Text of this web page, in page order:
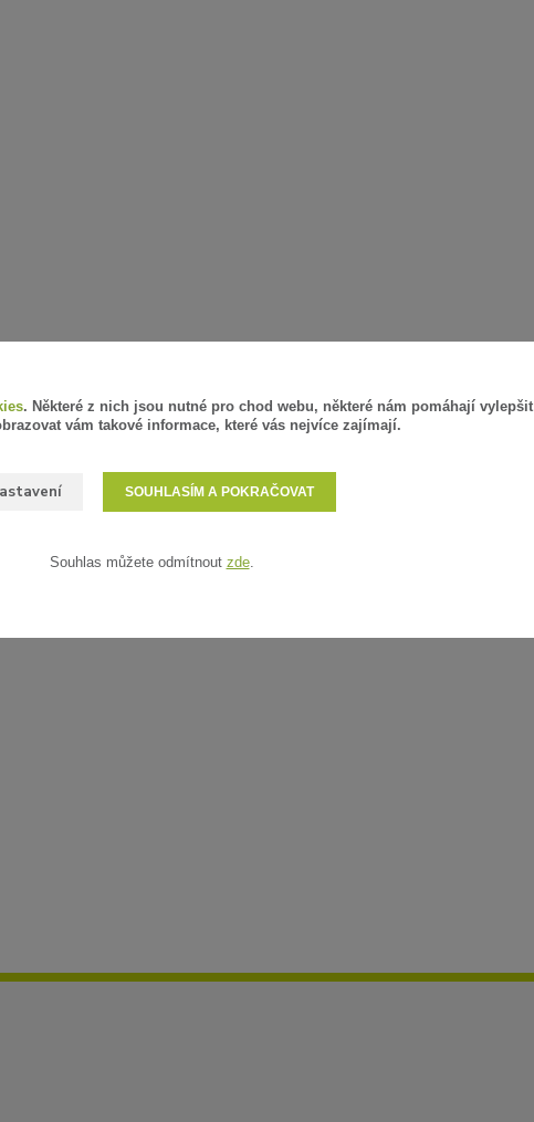
. Některé z nich jsou nutné pro chod webu, některé nám pomáhají vylepšit
vám takové informace, které vás nejvíce zajímají.
SOUHLASÍM A POKRAČOVAT
Souhlas můžete odmítnout zde.